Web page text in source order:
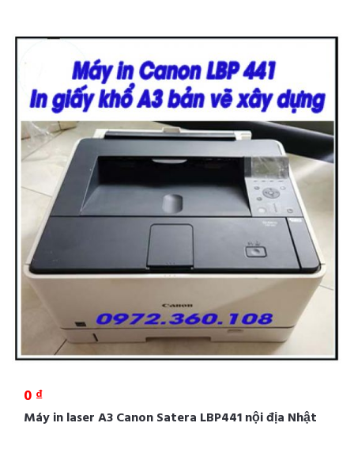
0 ₫
Máy in laser A3 Canon Satera LBP441 nội địa Nhật